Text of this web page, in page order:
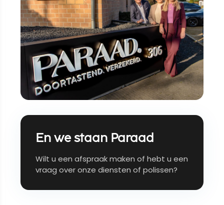
En we staan Paraad
Wilt u een afspraak maken of hebt u een
vraag over onze diensten of polissen?